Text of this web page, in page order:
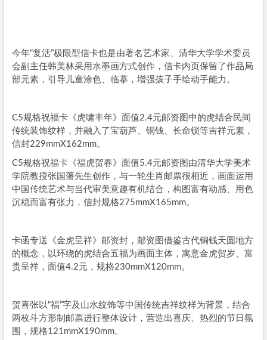
今年“复活”极限型信卡也是由著名艺术家、清华大学学术委员
会副主任韩美林采用水墨画方式创作，信卡内页保留了作品局
部元素，引导儿童涂色、临摹，增强孩子手绘动手能力。
C5规格祝福卡《虎啸丰年》面值2.4元邮资图中的虎结合民间
传统装饰纹样，并融入了宝葫芦、铜钱、长命锁等吉祥元素，
信封229mmX162mm。
C5规格祝福卡《福虎贺春》面值5.4元邮资图由清华大学美术
学院教授张国藩先生创作，与一轮生肖邮票很相近，画面运用
中国传统艺术与当代审美意趣有机结合，构图富有动感、用色
沉稳而富有张力，信封规格275mmX165mm。
卡函专送《金虎呈祥》邮资封，邮资图借鉴古代铜钱天圆地方
的概念，以环绕的虎结合五福为画面主体，寓意金虎贺岁、富
贵呈祥，面值4.2元，规格230mmX120mm。
贺喜张以“福”字及山水纹饰等中国传统吉祥纹样为背景，结合
两枚斗方形制邮票进行整体设计，营造出喜庆、热烈的节日氛
围，规格121mmX190mm。